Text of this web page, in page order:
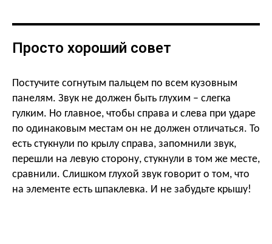
Просто хороший совет
Постучите согнутым пальцем по всем кузовным
панелям. Звук не должен быть глухим – слегка
гулким. Но главное, чтобы справа и слева при ударе
по одинаковым местам он не должен отличаться. То
есть стукнули по крылу справа, запомнили звук,
перешли на левую сторону, стукнули в том же месте,
сравнили. Слишком глухой звук говорит о том, что
на элементе есть шпаклевка. И не забудьте крышу!